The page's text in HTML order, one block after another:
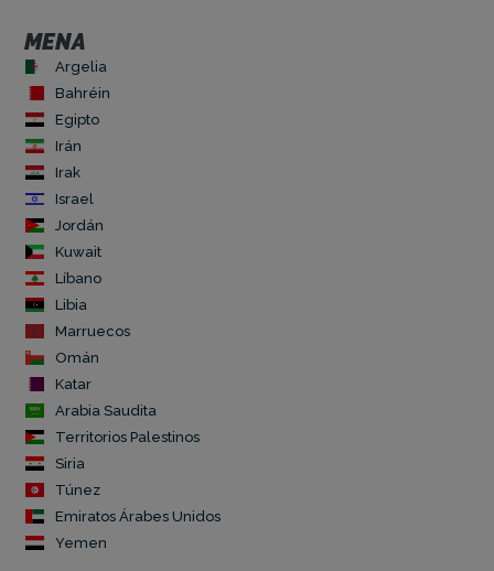
MENA
Argelia
Bahréin
Egipto
Irán
Irak
Israel
Jordán
Kuwait
Líbano
Libia
Marruecos
Omán
Katar
Arabia Saudita
Territorios Palestinos
Siria
Túnez
Emiratos Árabes Unidos
Yemen